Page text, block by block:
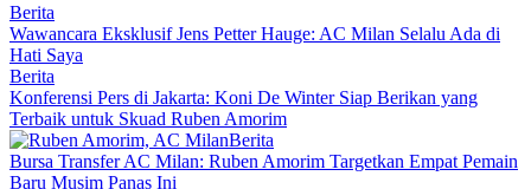
Berita
Wawancara Eksklusif Jens Petter Hauge: AC Milan Selalu Ada di
Hati Saya
Berita
Konferensi Pers di Jakarta: Koni De Winter Siap Berikan yang
Terbaik untuk Skuad Ruben Amorim
Berita
Bursa Transfer AC Milan: Ruben Amorim Targetkan Empat Pemain
Baru Musim Panas Ini